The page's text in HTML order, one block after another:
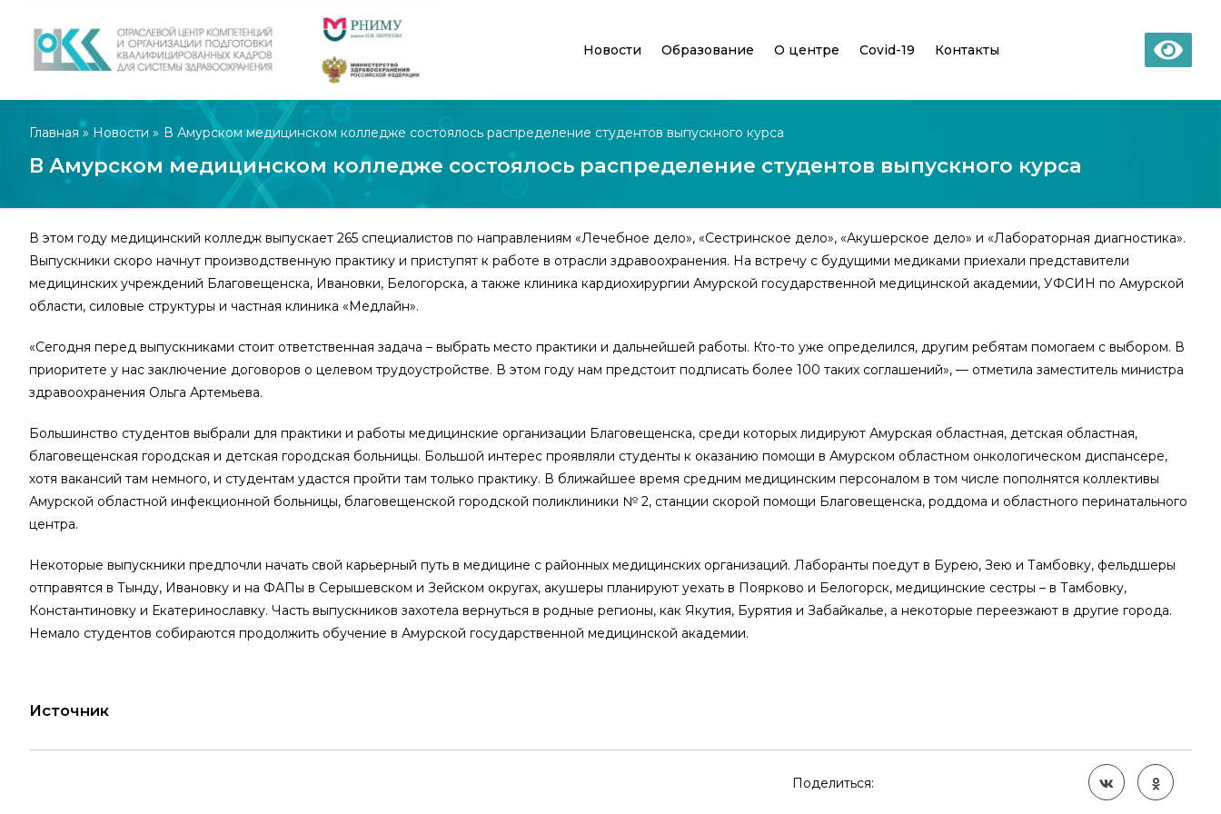
Новости Образование О центре Covid-19 Контакты
Главная » Новости » В Амурском медицинском колледже состоялось распределение студентов выпускного курса
В Амурском медицинском колледже состоялось распределение студентов выпускного курса
В этом году медицинский колледж выпускает 265 специалистов по направлениям «Лечебное дело», «Сестринское дело», «Акушерское дело» и «Лабораторная диагностика».
Выпускники скоро начнут производственную практику и приступят к работе в отрасли здравоохранения. На встречу с будущими медиками приехали представители
медицинских учреждений Благовещенска, Ивановки, Белогорска, а также клиника кардиохирургии Амурской государственной медицинской академии, УФСИН по Амурской
области, силовые структуры и частная клиника «Медлайн».
«Сегодня перед выпускниками стоит ответственная задача – выбрать место практики и дальнейшей работы. Кто-то уже определился, другим ребятам помогаем с выбором. В
приоритете у нас заключение договоров о целевом трудоустройстве. В этом году нам предстоит подписать более 100 таких соглашений», — отметила заместитель министра
здравоохранения Ольга Артемьева.
Большинство студентов выбрали для практики и работы медицинские организации Благовещенска, среди которых лидируют Амурская областная, детская областная,
благовещенская городская и детская городская больницы. Большой интерес проявляли студенты к оказанию помощи в Амурском областном онкологическом диспансере,
хотя вакансий там немного, и студентам удастся пройти там только практику. В ближайшее время средним медицинским персоналом в том числе пополнятся коллективы
Амурской областной инфекционной больницы, благовещенской городской поликлиники № 2, станции скорой помощи Благовещенска, роддома и областного перинатального
центра.
Некоторые выпускники предпочли начать свой карьерный путь в медицине с районных медицинских организаций. Лаборанты поедут в Бурею, Зею и Тамбовку, фельдшеры
отправятся в Тынду, Ивановку и на ФАПы в Серышевском и Зейском округах, акушеры планируют уехать в Поярково и Белогорск, медицинские сестры – в Тамбовку,
Константиновку и Екатеринославку. Часть выпускников захотела вернуться в родные регионы, как Якутия, Бурятия и Забайкалье, а некоторые переезжают в другие города.
Немало студентов собираются продолжить обучение в Амурской государственной медицинской академии.
Источник
Поделиться: